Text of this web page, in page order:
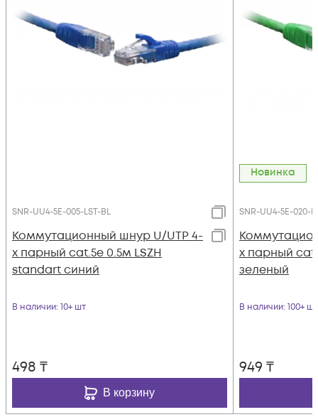
SNR-UU4-5E-005-LST-BL
Коммутационный шнур U/UTP 4-
х парный cat.5e 0.5м LSZH
standart синий
В наличии: 10+ шт
498 ₸
В корзину
Новинка
SNR-UU4-5E-020-
х парный
зеленый
В наличии: 100+ шт
949 ₸